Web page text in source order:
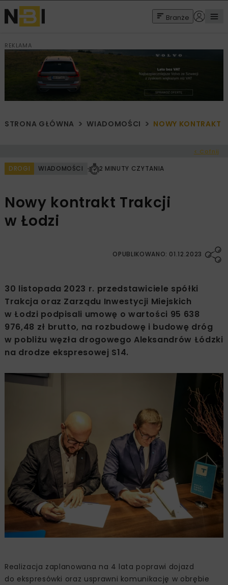
Branże
REKLAMA
STRONA GŁÓWNA WIADOMOŚCI NOWY KONTRAKT
< Cofnij
DROGI WIADOMOŚCI 2 MINUTY CZYTANIA
Nowy kontrakt Trakcji
w Łodzi
OPUBLIKOWANO: 01.12.2023
30 listopada 2023 r. przedstawiciele spółki
Trakcja oraz Zarządu Inwestycji Miejskich
w Łodzi podpisali umowę o wartości 95 638
976,48 zł brutto, na rozbudowę i budowę dróg
w pobliżu węzła drogowego Aleksandrów Łódzki
na drodze ekspresowej S14.
Realizacja zaplanowana na 4 lata poprawi dojazd
do ekspresówki oraz usprawni komunikację w obrębie